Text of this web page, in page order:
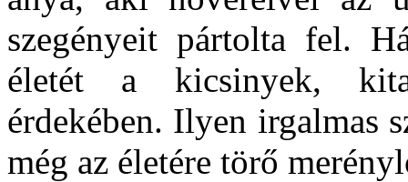
szegényeit pártolta fel.
életét a kicsinyek,
érdekében. Ilyen irgalmas
még az életére törő